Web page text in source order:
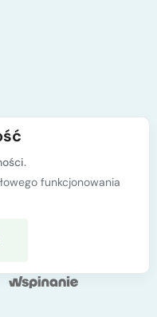
funkcjonowania